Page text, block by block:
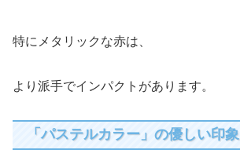
特にメタリックな赤は、
より派手でインパクトがあります。
「パステルカラー」の優しい印象